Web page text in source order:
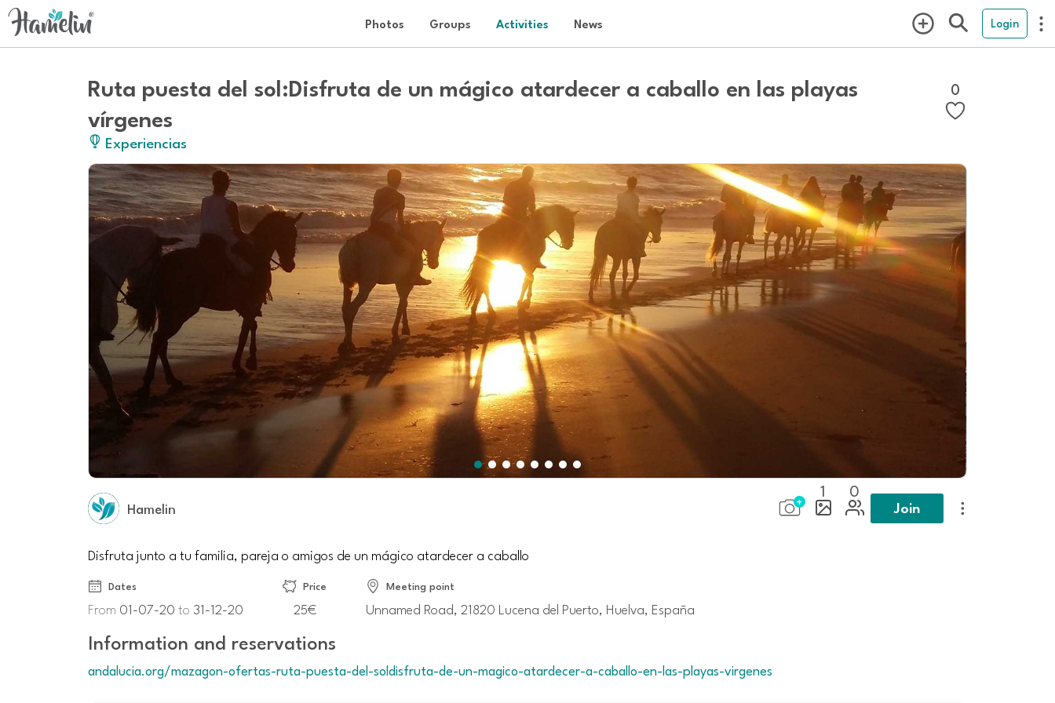
Photos Groups Activities News Login
Ruta puesta del sol:Disfruta de un mágico atardecer a caballo en las playas
vírgenes
Experiencias
0
Hamelin
1 0
Join
Disfruta junto a tu familia, pareja o amigos de un mágico atardecer a caballo
Dates
From 01-07-20to 31-12-20
Price
25€
Meeting point
Unnamed Road, 21820 Lucena del Puerto, Huelva, España
Information and reservations
andalucia.org/mazagon-ofertas-ruta-puesta-del-soldisfruta-de-un-magico-atardecer-a-caballo-en-las-playas-virgenes